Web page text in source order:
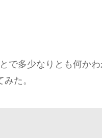
で多少なりとも何かわ
た。